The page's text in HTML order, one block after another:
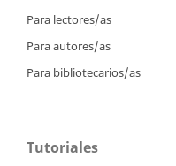
Para lectores/as
Para autores/as
Para bibliotecarios/as
Tutoriales